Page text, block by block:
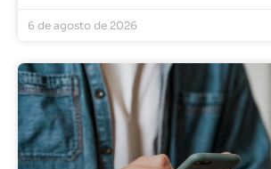
6 de agosto de 2026